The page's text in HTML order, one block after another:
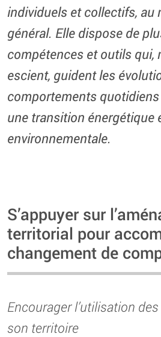
individuels et collectifs, au
général. Elle dispose de
compétences et outils qui,
escient, guident les
comportements
une transition énergétique
environnementale.
S’appuyer sur
territorial pour
changement de
Encourager l’utilisation
son territoire